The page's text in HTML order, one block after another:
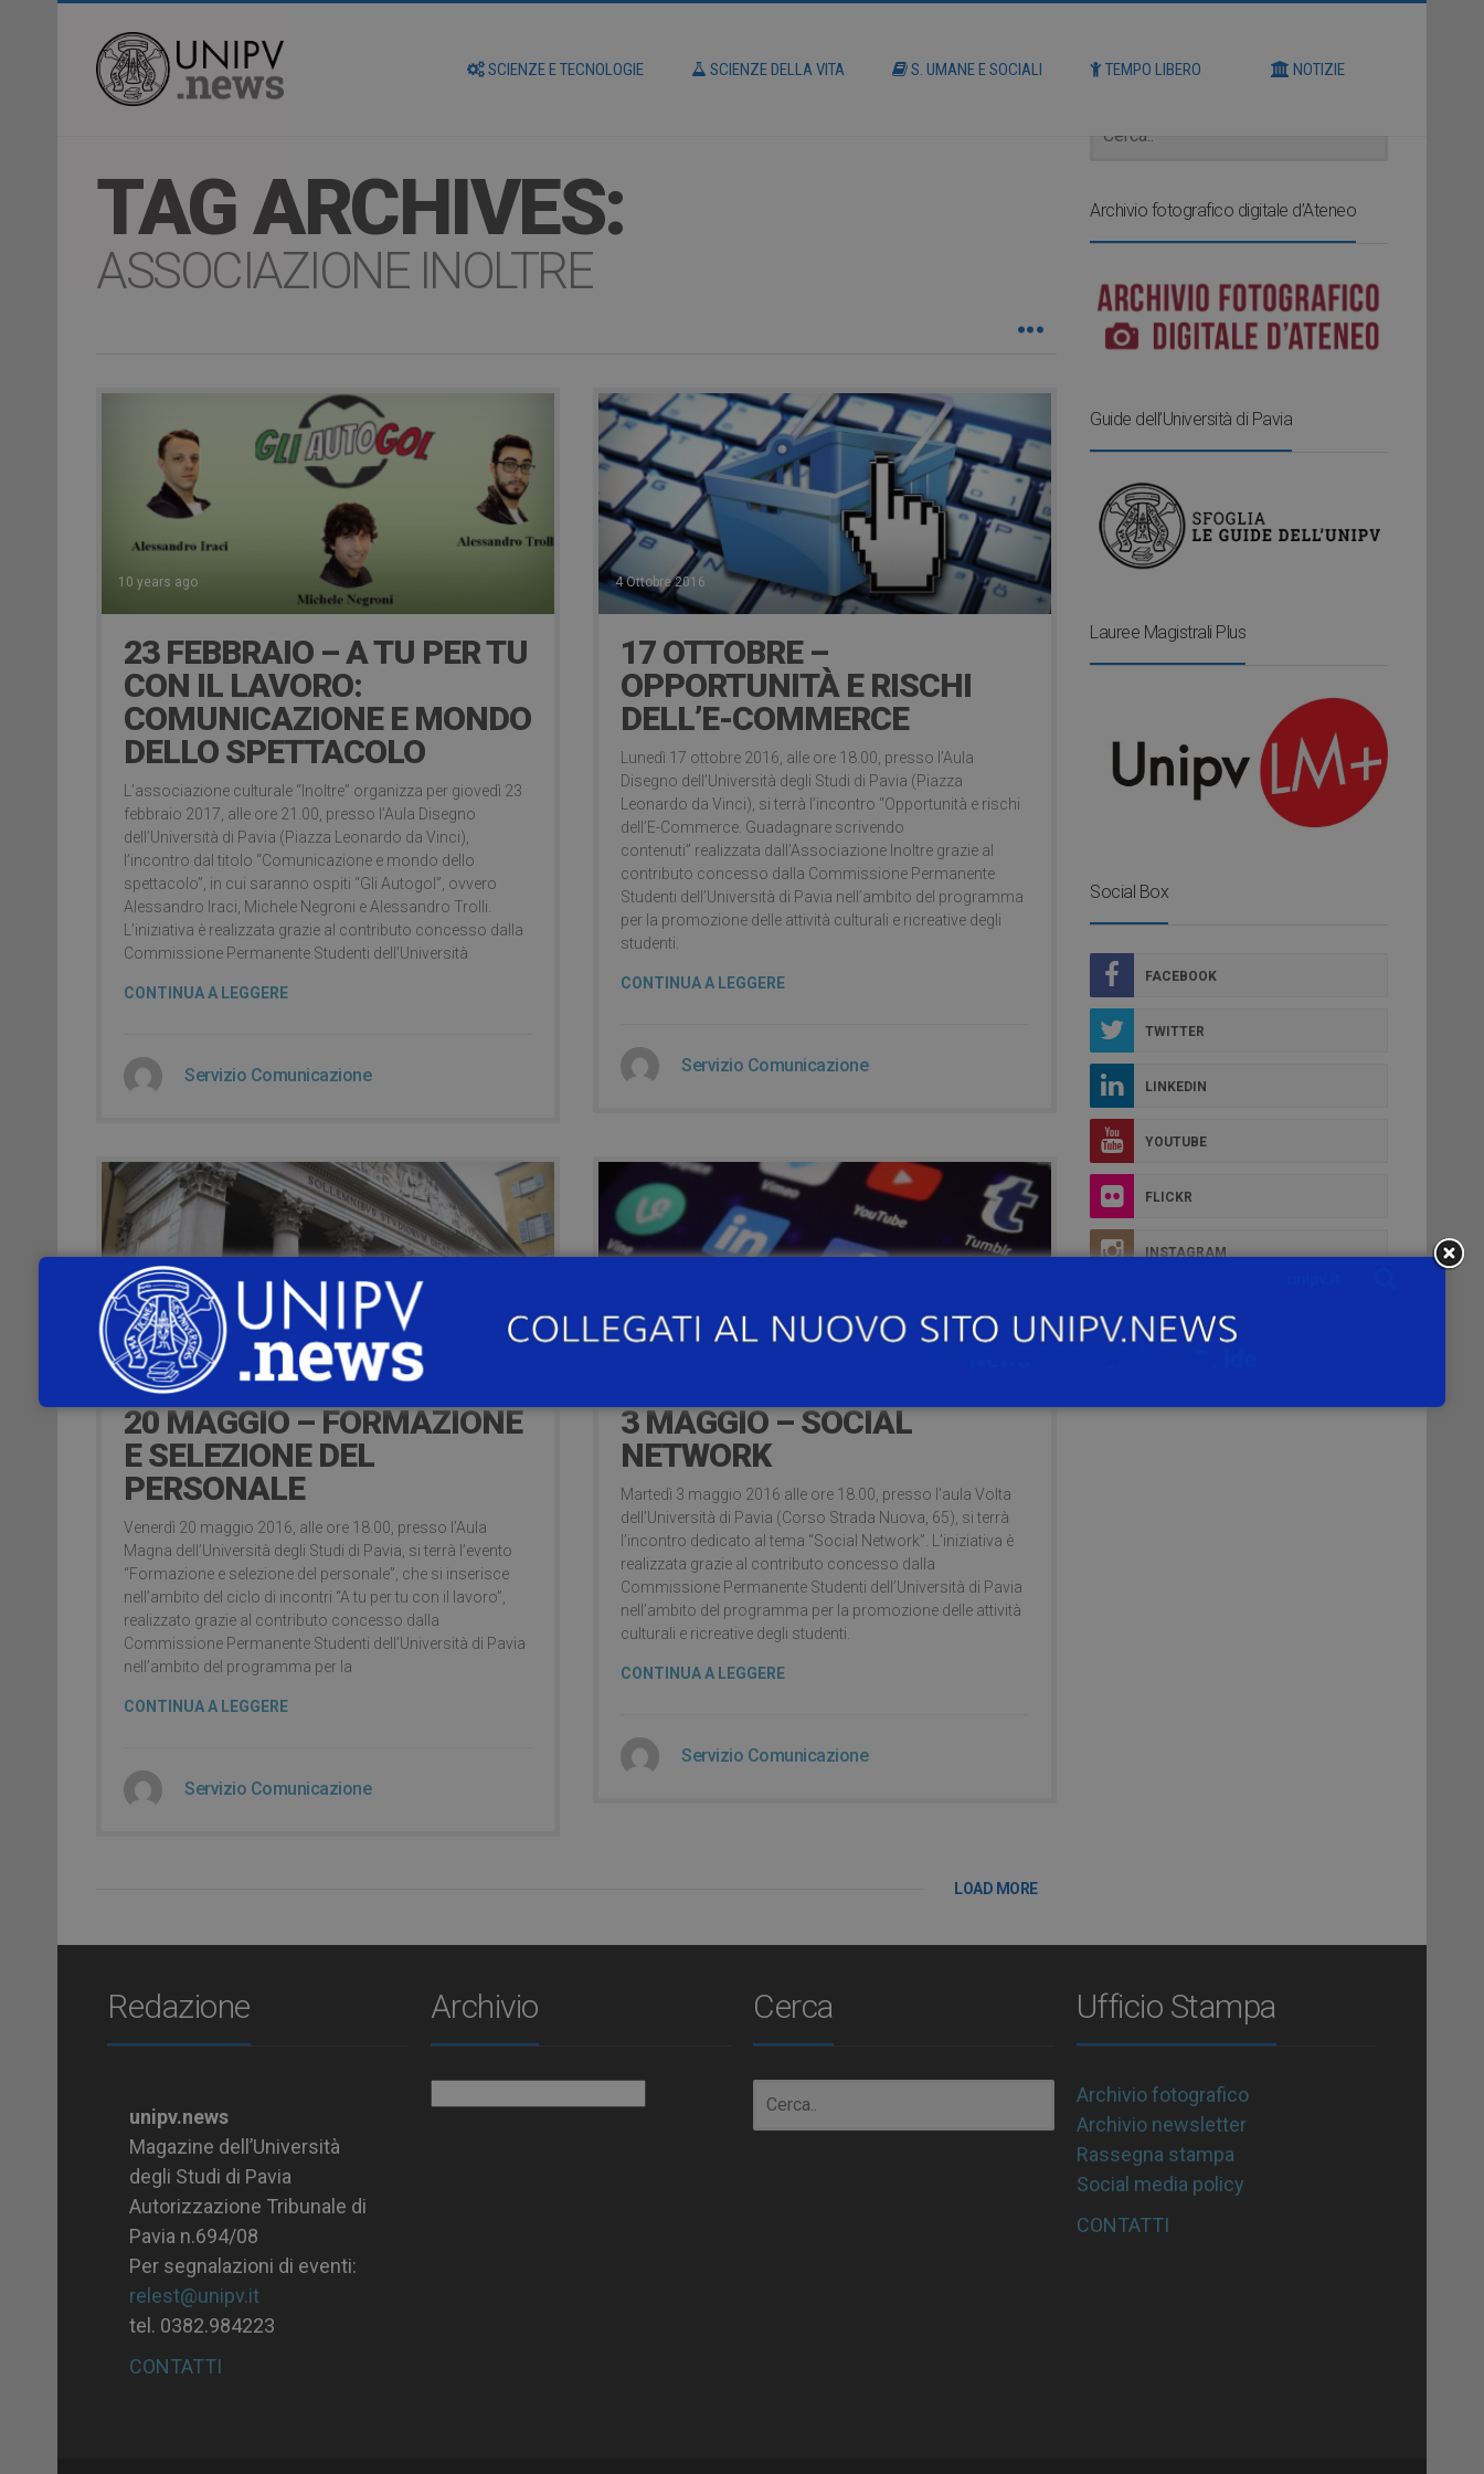
SCIENZE E TECNOLOGIE SCIENZE DELLA VITA S. UMANE E SOCIALI TEMPO LIBERO NOTIZIE
TAG ARCHIVES:
ASSOCIAZIONE INOLTRE
10 years ago
23 FEBBRAIO – A TU PER TU
CON IL LAVORO:
COMUNICAZIONE E MONDO
DELLO SPETTACOLO
L’associazione culturale “Inoltre” organizza per giovedì 23
febbraio 2017, alle ore 21.00, presso l’Aula Disegno
dell’Università di Pavia (Piazza Leonardo da Vinci),
l’incontro dal titolo “Comunicazione e mondo dello
spettacolo”, in cui saranno ospiti “Gli Autogol”, ovvero
Alessandro Iraci, Michele Negroni e Alessandro Trolli.
L’iniziativa è realizzata grazie al contributo concesso dalla
Commissione Permanente Studenti dell’Università
CONTINUA A LEGGERE
Servizio Comunicazione
4 Ottobre 2016
17 OTTOBRE –
OPPORTUNITÀ E RISCHI
DELL’E-COMMERCE
Lunedì 17 ottobre 2016, alle ore 18.00, presso l’Aula
Disegno dell’Università degli Studi di Pavia (Piazza
Leonardo da Vinci), si terrà l’incontro “Opportunità e rischi
dell’E-Commerce. Guadagnare scrivendo
contenuti” realizzata dall’Associazione Inoltre grazie al
contributo concesso dalla Commissione Permanente
Studenti dell’Università di Pavia nell’ambito del programma
per la promozione delle attività culturali e ricreative degli
studenti.
CONTINUA A LEGGERE
Servizio Comunicazione
6 Maggio 2016
20 MAGGIO – FORMAZIONE
E SELEZIONE DEL
PERSONALE
Venerdì 20 maggio 2016, alle ore 18.00, presso l’Aula
Magna dell’Università degli Studi di Pavia, si terrà l’evento
“Formazione e selezione del personale”, che si inserisce
nell’ambito del ciclo di incontri “A tu per tu con il lavoro”,
realizzato grazie al contributo concesso dalla
Commissione Permanente Studenti dell’Università di Pavia
nell’ambito del programma per la
CONTINUA A LEGGERE
Servizio Comunicazione
3 MAGGIO – SOCIAL
NETWORK
Martedì 3 maggio 2016 alle ore 18.00, presso l’aula Volta
dell’Università di Pavia (Corso Strada Nuova, 65), si terrà
l’incontro dedicato al tema “Social Network”. L’iniziativa è
realizzata grazie al contributo concesso dalla
Commissione Permanente Studenti dell’Università di Pavia
nell’ambito del programma per la promozione delle attività
culturali e ricreative degli studenti.
CONTINUA A LEGGERE
Servizio Comunicazione
LOAD MORE
Archivio fotografico digitale d’Ateneo
Guide dell’Università di Pavia
Lauree Magistrali Plus
Social Box
FACEBOOK
TWITTER
LINKEDIN
YOUTUBE
FLICKR
INSTAGRAM
Redazione
unipv.news
Magazine dell’Università
degli Studi di Pavia
Autorizzazione Tribunale di
Pavia n.694/08
Per segnalazioni di eventi:
relest@unipv.it
tel. 0382.984223
CONTATTI
Archivio Cerca Ufficio Stampa
Archivio fotografico
Archivio newsletter
Rassegna stampa
Social media policy
CONTATTI